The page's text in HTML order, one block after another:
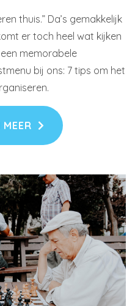
thuis.” Da’s gemakkelijk
er toch heel wat kijken
memorabele
bij ons: 7 tips om het
MEER